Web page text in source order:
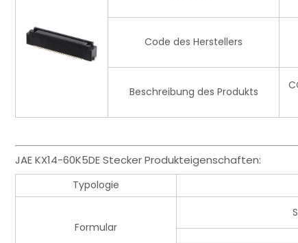
Code des Herstellers
Beschreibung des Produkts
JAE KX14-60K5DE Stecker Produkteigenschaften:
Typologie
Formular